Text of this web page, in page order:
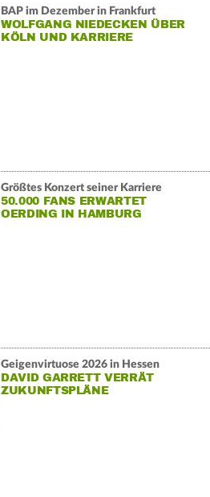
BAP im Dezember in Frankfurt
WOLFGANG NIEDECKEN ÜBER
KÖLN UND KARRIERE
Größtes Konzert seiner Karriere
50.000 FANS ERWARTET
OERDING IN HAMBURG
Geigenvirtuose 2026 in Hessen
DAVID GARRETT VERRÄT
ZUKUNFTSPLÄNE